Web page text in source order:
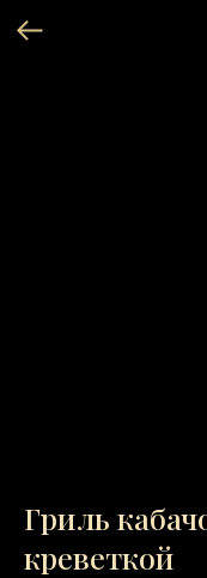
Гриль
креветкой